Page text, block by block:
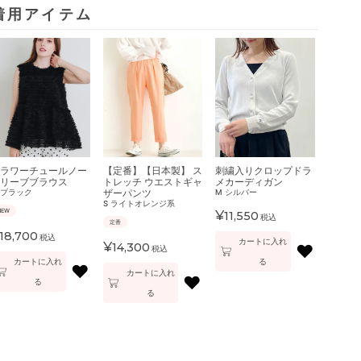
用アイテム
ワーチュールノー
ーブブラウス
ブラック
税込
カートに入れ
る ♥
【定番】【日本製】 ス
トレッチ ウエストギャ
ザーパンツ
S ライトオレンジ系
定番
¥14,300 税込
カートに入れ
る ♥
刺繍入りクロップドラ
メカーディガン
M シルバー
¥11,550 税込
カートに入れ
る ♥